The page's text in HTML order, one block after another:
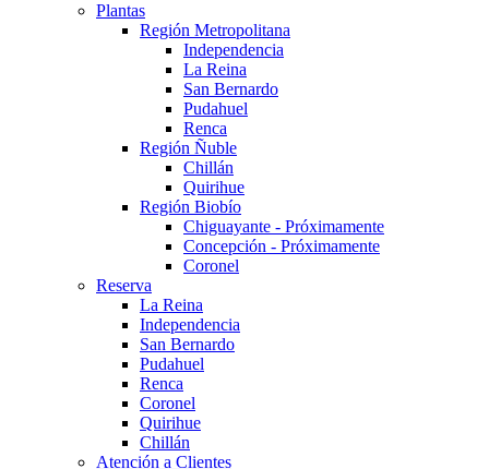
Plantas
Región Metropolitana
Independencia
La Reina
San Bernardo
Pudahuel
Renca
Región Ñuble
Chillán
Quirihue
Región Biobío
Chiguayante - Próximamente
Concepción - Próximamente
Coronel
Reserva
La Reina
Independencia
San Bernardo
Pudahuel
Renca
Coronel
Quirihue
Chillán
Atención a Clientes